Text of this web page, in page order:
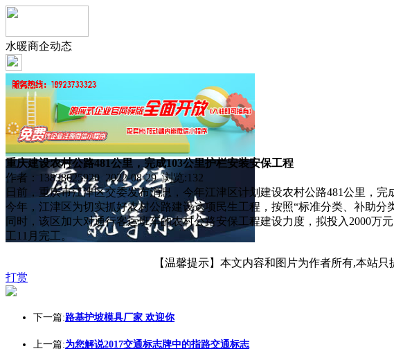
水暖商企动态
重庆建设农村公路481公里，完成103公里护栏安装安保工程
作者：13838025920 2022-08-29 浏览:132
日前，重庆市江津区交委发布消息，今年江津区计划建设农村公路481公里，完
今年，江津区为切实抓好农村公路建设这项民生工程，按照“标准分类、补助分
同时，该区加大对通行客运班车的农村公路安保工程建设力度，拟投入2000万
工11月完工。
【温馨提示】本文内容和图片为作者所有,本站
打赏
下一篇:路基护坡模具厂家 欢迎你
上一篇:为您解说2017交通标志牌中的指路交通标志